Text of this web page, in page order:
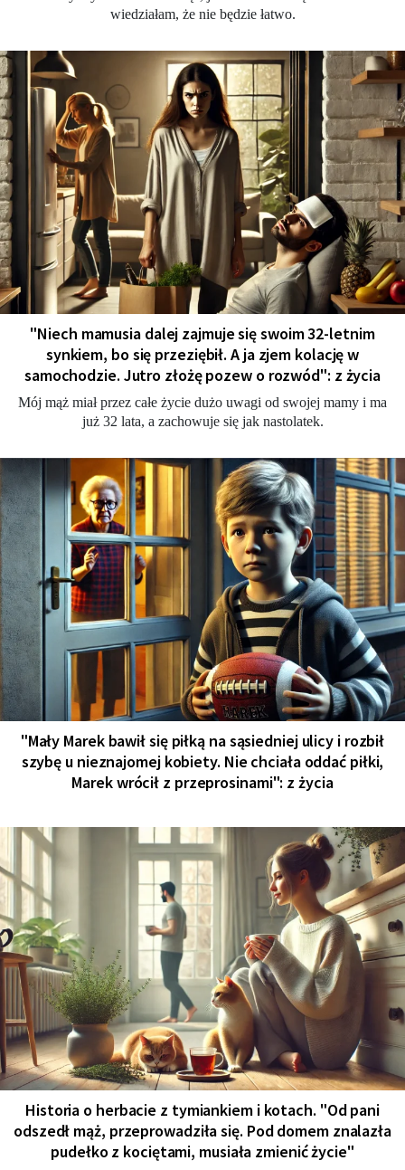
wiedziałam, że nie będzie łatwo.
"Niech mamusia dalej zajmuje się swoim 32-letnim
synkiem, bo się przeziębił. A ja zjem kolację w
samochodzie. Jutro złożę pozew o rozwód": z życia
Mój mąż miał przez całe życie dużo uwagi od swojej mamy i ma
już 32 lata, a zachowuje się jak nastolatek.
"Mały Marek bawił się piłką na sąsiedniej ulicy i rozbił
szybę u nieznajomej kobiety. Nie chciała oddać piłki,
Marek wrócił z przeprosinami": z życia
Historia o herbacie z tymiankiem i kotach. "Od pani
odszedł mąż, przeprowadziła się. Pod domem znalazła
pudełko z kociętami, musiała zmienić życie"